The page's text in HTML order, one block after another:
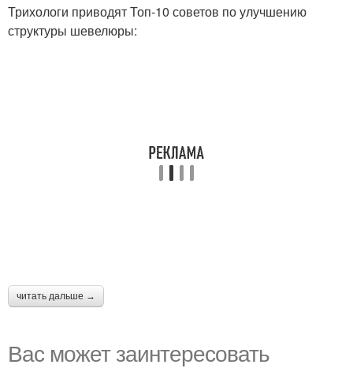
Трихологи приводят Топ-10 советов по улучшению
структуры шевелюры:
читать дальше →
Вас может заинтересовать